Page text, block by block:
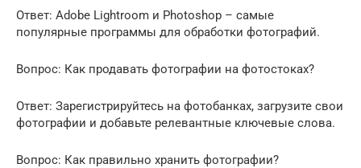
Ответ: Adobe Lightroom и Photoshop – самые
популярные программы для обработки фотографий.
Вопрос: Как продавать фотографии на фотостоках?
Ответ: Зарегистрируйтесь на фотобанках, загрузите свои
фотографии и добавьте релевантные ключевые слова.
Вопрос: Как правильно хранить фотографии?